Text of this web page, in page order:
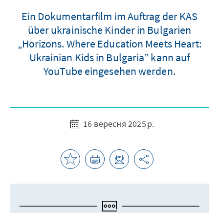
Ein Dokumentarfilm im Auftrag der KAS
über ukrainische Kinder in Bulgarien
„Horizons. Where Education Meets Heart:
Ukrainian Kids in Bulgaria” kann auf
YouTube eingesehen werden.
16 вересня 2025 р.